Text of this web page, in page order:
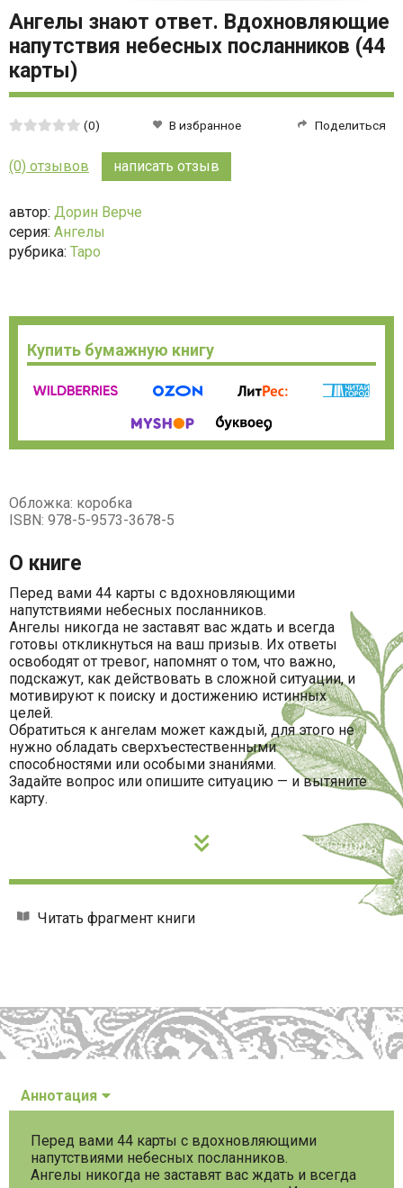
Ангелы знают ответ. Вдохновляющие
напутствия небесных посланников (44
карты)
Средняя
из
(0) В избранное Поделиться
(0) отзывов написать отзыв
автор: Дорин Верче
серия: Ангелы
рубрика: Таро
Купить бумажную книгу
Обложка: коробка
ISBN: 978-5-9573-3678-5
О книге
Перед вами 44 карты с вдохновляющими
напутствиями небесных посланников.
Ангелы никогда не заставят вас ждать и всегда
готовы откликнуться на ваш призыв. Их ответы
освободят от тревог, напомнят о том, что важно,
подскажут, как действовать в сложной ситуации, и
мотивируют к поиску и достижению истинных
целей.
Обратиться к ангелам может каждый, для этого не
нужно обладать сверхъестественными
способностями или особыми знаниями.
Задайте вопрос или опишите ситуацию — и вытяните
карту.
Читать фрагмент книги
Аннотация
Перед вами 44 карты с вдохновляющими
напутствиями небесных посланников.
Ангелы никогда не заставят вас ждать и всегда